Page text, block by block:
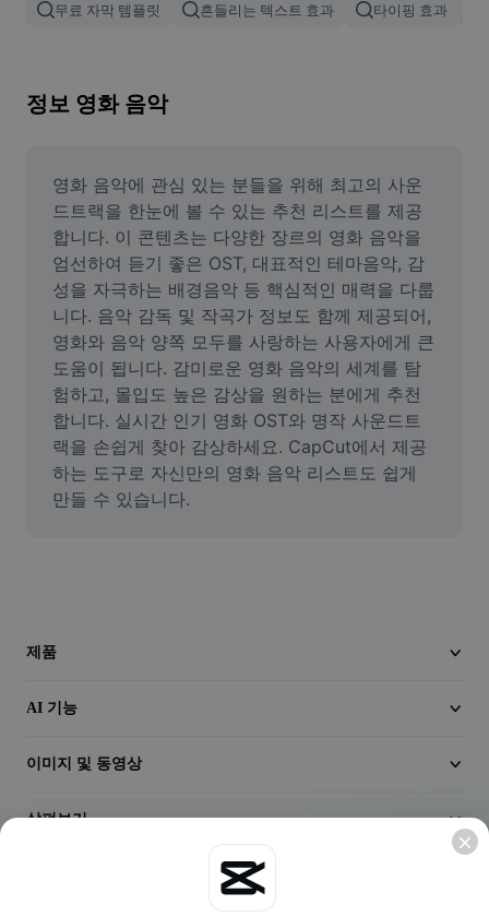
이미지 비율 조정
밈 생성기
AI Text Remover
AI People Remover
AI Inpainting
Face Cutout
동영상
동영상 배경 삭제
동영상 변환기
무료 자막 템플릿 흔들리는 텍스트 효과 타이핑 효과
정보 영화 음악
영화 음악에 관심 있는 분들을 위해 최고의 사운
드트랙을 한눈에 볼 수 있는 추천 리스트를 제공
합니다. 이 콘텐츠는 다양한 장르의 영화 음악을
엄선하여 듣기 좋은 OST, 대표적인 테마음악, 감
성을 자극하는 배경음악 등 핵심적인 매력을 다룹
니다. 음악 감독 및 작곡가 정보도 함께 제공되어,
영화와 음악 양쪽 모두를 사랑하는 사용자에게 큰
도움이 됩니다. 감미로운 영화 음악의 세계를 탐
험하고, 몰입도 높은 감상을 원하는 분에게 추천
합니다. 실시간 인기 영화 OST와 명작 사운드트
랙을 손쉽게 찾아 감상하세요. CapCut에서 제공
하는 도구로 자신만의 영화 음악 리스트도 쉽게
만들 수 있습니다.
제품
AI 기능
이미지 및 동영상
살펴보기